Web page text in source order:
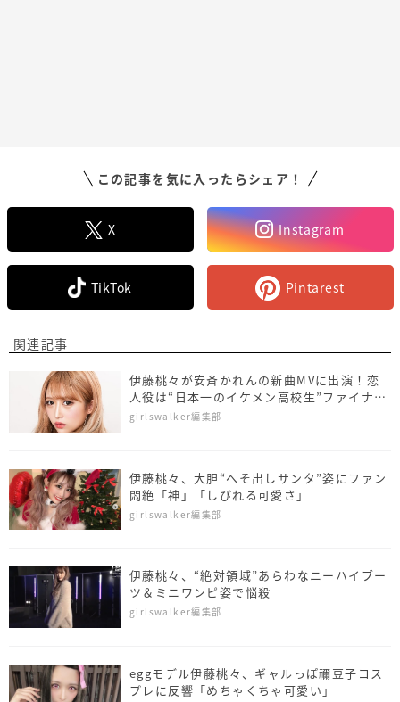
この記事を気に入ったらシェア！
X Instagram
TikTok Pintarest
関連記事
伊藤桃々が安斉かれんの新曲MVに出演！恋
人役は“日本一のイケメン高校生”ファイナリ
スト
girlswalker編集部
伊藤桃々、大胆“へそ出しサンタ”姿にファン
悶絶「神」「しびれる可愛さ」
girlswalker編集部
伊藤桃々、“絶対領域”あらわなニーハイブー
ツ＆ミニワンピ姿で悩殺
girlswalker編集部
eggモデル伊藤桃々、ギャルっぽ禰豆子コス
プレに反響「めちゃくちゃ可愛い」